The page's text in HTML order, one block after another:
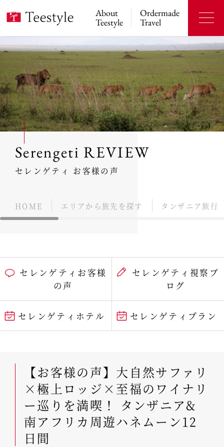
About
Teestyle
Ordermade
Travel
Serengeti REVIEW
セレンゲティ お客様の声
HOME エリアから旅先を探す タンザニア旅行
セレンゲティお客様
の声
セレンゲティ視察ブ
ログ
セレンゲティホテル セレンゲティプラン
【お客様の声】大自然サファリ
×極上ロッジ×至福のワイナリ
ー巡りを満喫！ タンザニア&
南アフリカ周遊ハネムーン12
日間